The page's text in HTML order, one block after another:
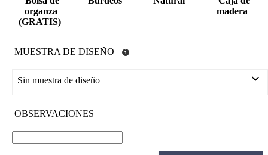
organza
(GRATIS)
madera
MUESTRA DE DISEÑO
Sin muestra de diseño
OBSERVACIONES